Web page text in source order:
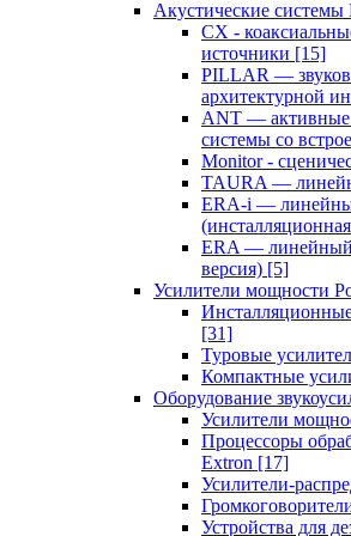
Акустические системы
CX -
источники [15]
PILLAR —
архитектурной
ANT — активные
системы со
Monitor -
TAURA —
ERA-i —
ERA — линейный
версия) [5]
Усилители мощности
[31]
Туровые
Компактные
Оборудование
Усилители
Процессоры
Extron [17]
Усилители-
Устройства для